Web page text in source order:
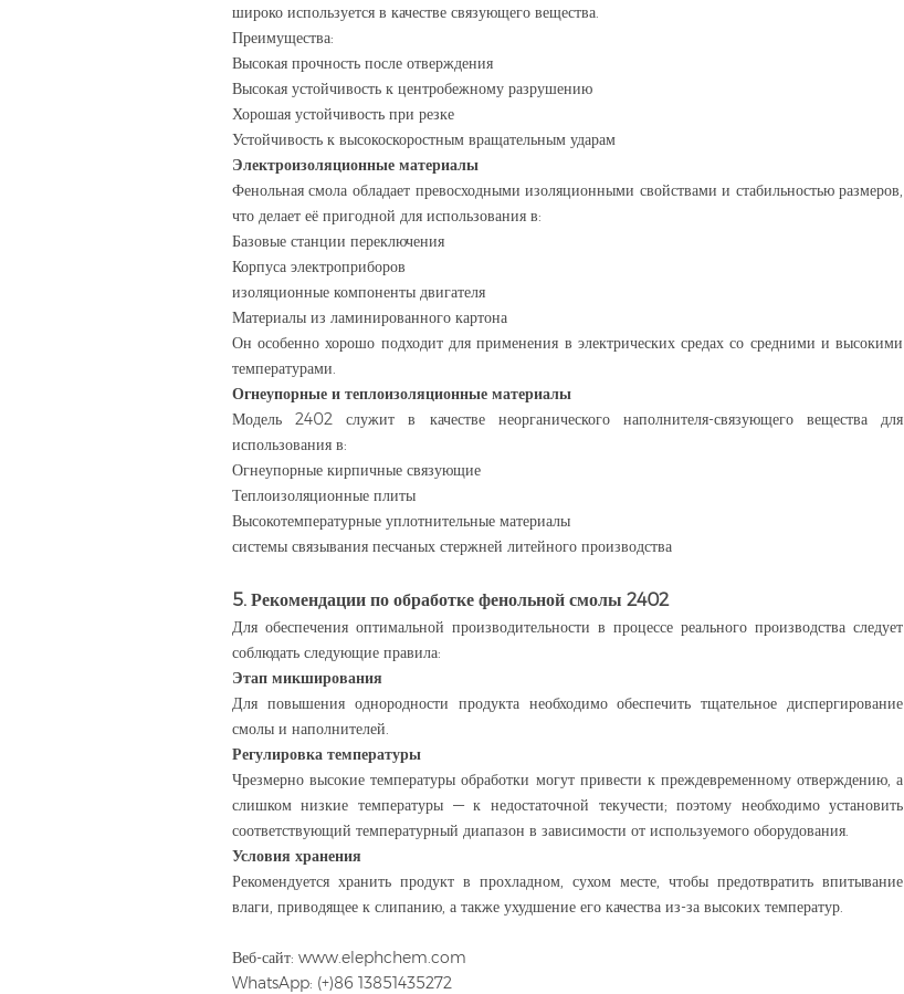
широко используется в качестве связующего вещества.
Преимущества:
Высокая прочность после отверждения
Высокая устойчивость к центробежному разрушению
Хорошая устойчивость при резке
Устойчивость к высокоскоростным вращательным ударам
Электроизоляционные материалы
Фенольная смола обладает превосходными изоляционными свойствами и стабильностью размеров,
что делает её пригодной для использования в:
Базовые станции переключения
Корпуса электроприборов
изоляционные компоненты двигателя
Материалы из ламинированного картона
Он особенно хорошо подходит для применения в электрических средах со средними и высокими
температурами.
Огнеупорные и теплоизоляционные материалы
Модель 2402 служит в качестве неорганического наполнителя-связующего вещества для
использования в:
Огнеупорные кирпичные связующие
Теплоизоляционные плиты
Высокотемпературные уплотнительные материалы
системы связывания песчаных стержней литейного производства
5. Рекомендации по обработке фенольной смолы 2402
Для обеспечения оптимальной производительности в процессе реального производства следует
соблюдать следующие правила:
Этап микширования
Для повышения однородности продукта необходимо обеспечить тщательное диспергирование
смолы и наполнителей.
Регулировка температуры
Чрезмерно высокие температуры обработки могут привести к преждевременному отверждению, а
слишком низкие температуры — к недостаточной текучести; поэтому необходимо установить
соответствующий температурный диапазон в зависимости от используемого оборудования.
Условия хранения
Рекомендуется хранить продукт в прохладном, сухом месте, чтобы предотвратить впитывание
влаги, приводящее к слипанию, а также ухудшение его качества из-за высоких температур.
Веб-сайт: www.elephchem.com
WhatsApp: (+)86 13851435272